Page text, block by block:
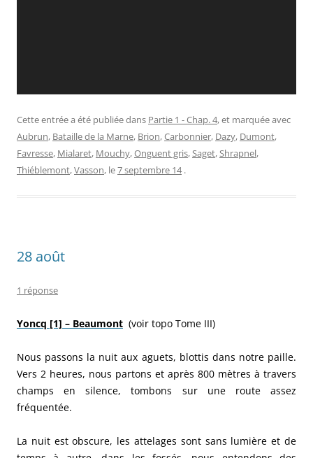
Cette entrée a été publiée dans Partie 1 - Chap. 4, et marquée avec
Aubrun, Bataille de la Marne, Brion,Carbonnier, Dazy, Dumont,
Favresse, Mialaret, Mouchy,Onguent gris,Saget,Shrapnel,
Thiéblemont,Vasson, le7 septembre 14 .
28 août
1 réponse
Yoncq [1] – Beaumont (voir topo Tome III)
Nous passons la nuit aux aguets, blottis dans notre paille.
Vers 2 heures, nous partons et après 800 mètres à travers
champs en silence, tombons sur une route assez
fréquentée.
La nuit est obscure, les attelages sont sans lumière et de